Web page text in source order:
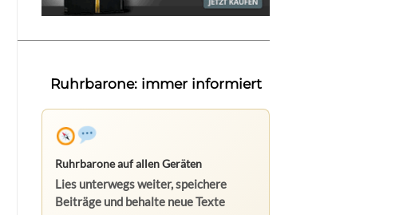
Ruhrbarone: immer informiert
Ruhrbarone auf allen Geräten
Lies unterwegs weiter, speichere
Beiträge und behalte neue Texte